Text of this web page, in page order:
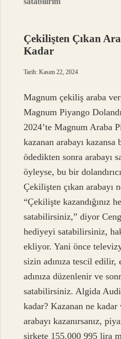
Çekilişten Çıkan
Kadar
Tarih: Kasım 22, 2024
Magnum çekiliş araba
Magnum Piyango
2024’te Magnum Araba
kazanan arabayı
ödedikten sonra arabayı
öyleyse, bu bir
Çekilişten çıkan arabayı
“Çekilişte kazandığınız
satabilirsiniz,” diyor
hediyeyi satabilirsiniz,
ekliyor. Yani önce
sizin adınıza tescil edilir,
adınıza düzenlenir ve
satabilirsiniz. Algida
kadar? Kazanan ne
arabayı kazanırsanız,
şirkete 155.000 995 lira